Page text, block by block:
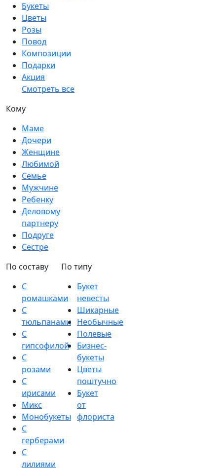
Букеты
Цветы
Розы
Повод
Композиции
Подарки
Акция
Смотреть все
Кому
Маме
Дочери
Женщине
Любимой
Семье
Мужчине
Ребенку
Деловому
партнеру
Подруге
Сестре
По составу
С
ромашками
С
тюльпанами
С
гипсофилой
С
розами
С
ирисами
Микс
Монобукеты
С
герберами
С
лилиями
По типу
Букет
невесты
Шикарные
Необычные
Полевые
Бизнес-
букеты
Цветы
поштучно
Букет
от
флориста